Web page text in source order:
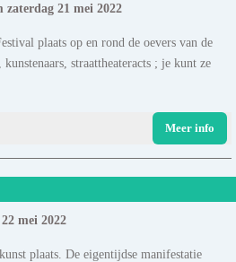
zaterdag 21 mei 2022
plaats op en rond de oevers van de
straattheateracts ; je kunt ze
Meer info
mei 2022
plaats. De eigentijdse manifestatie